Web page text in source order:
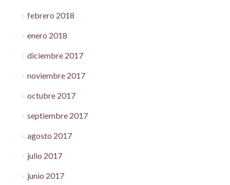
febrero 2018
enero 2018
diciembre 2017
noviembre 2017
octubre 2017
septiembre 2017
agosto 2017
julio 2017
junio 2017